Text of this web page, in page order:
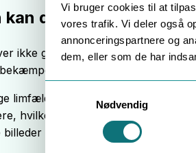
Vi bruger cookies til at
vores trafik. Vi deler også
annonceringspartnere og
dem, eller som de har
Selection
Nødvendig
kan du selv hjælpe
ikke gå på jagt efter hvert enkelt
med at få et bedre billede
limfælder som “kamera” på
hvilke rum og zoner du ser mest
billeder af fund af æg/ægkapsler,